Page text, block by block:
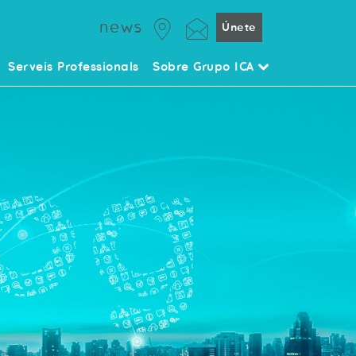
news Únete
Serveis Professionals Sobre Grupo ICA